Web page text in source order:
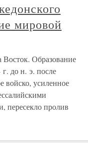
мировой
Образование
до н. э. после
войско, усиленное
пересекло пролив